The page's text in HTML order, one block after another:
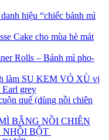
hiệu “chiếc bánh mì
Cake cho mùa hè mát
Rolls – Bánh mì pho-
làm SU KEM VỎ XÙ vị
grey
quế (dùng nồi chiên
BẰNG NỒI CHIÊN
NHỒI BỘT